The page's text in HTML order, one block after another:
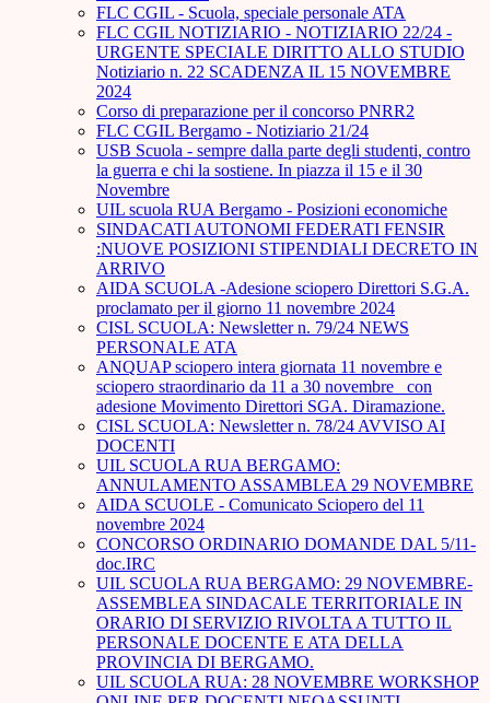
FLC CGIL - Scuola, speciale personale ATA
FLC CGIL NOTIZIARIO - NOTIZIARIO 22/24 -
URGENTE SPECIALE DIRITTO ALLO STUDIO
Notiziario n. 22 SCADENZA IL 15 NOVEMBRE
2024
Corso di preparazione per il concorso PNRR2
FLC CGIL Bergamo - Notiziario 21/24
USB Scuola - sempre dalla parte degli studenti, contro
la guerra e chi la sostiene. In piazza il 15 e il 30
Novembre
UIL scuola RUA Bergamo - Posizioni economiche
SINDACATI AUTONOMI FEDERATI FENSIR
:NUOVE POSIZIONI STIPENDIALI DECRETO IN
ARRIVO
AIDA SCUOLA -Adesione sciopero Direttori S.G.A.
proclamato per il giorno 11 novembre 2024
CISL SCUOLA: Newsletter n. 79/24 NEWS
PERSONALE ATA
ANQUAP sciopero intera giornata 11 novembre e
sciopero straordinario da 11 a 30 novembre_ con
adesione Movimento Direttori SGA. Diramazione.
CISL SCUOLA: Newsletter n. 78/24 AVVISO AI
DOCENTI
UIL SCUOLA RUA BERGAMO:
ANNULAMENTO ASSAMBLEA 29 NOVEMBRE
AIDA SCUOLE - Comunicato Sciopero del 11
novembre 2024
CONCORSO ORDINARIO DOMANDE DAL 5/11-
doc.IRC
UIL SCUOLA RUA BERGAMO: 29 NOVEMBRE-
ASSEMBLEA SINDACALE TERRITORIALE IN
ORARIO DI SERVIZIO RIVOLTA A TUTTO IL
PERSONALE DOCENTE E ATA DELLA
PROVINCIA DI BERGAMO.
UIL SCUOLA RUA: 28 NOVEMBRE WORKSHOP